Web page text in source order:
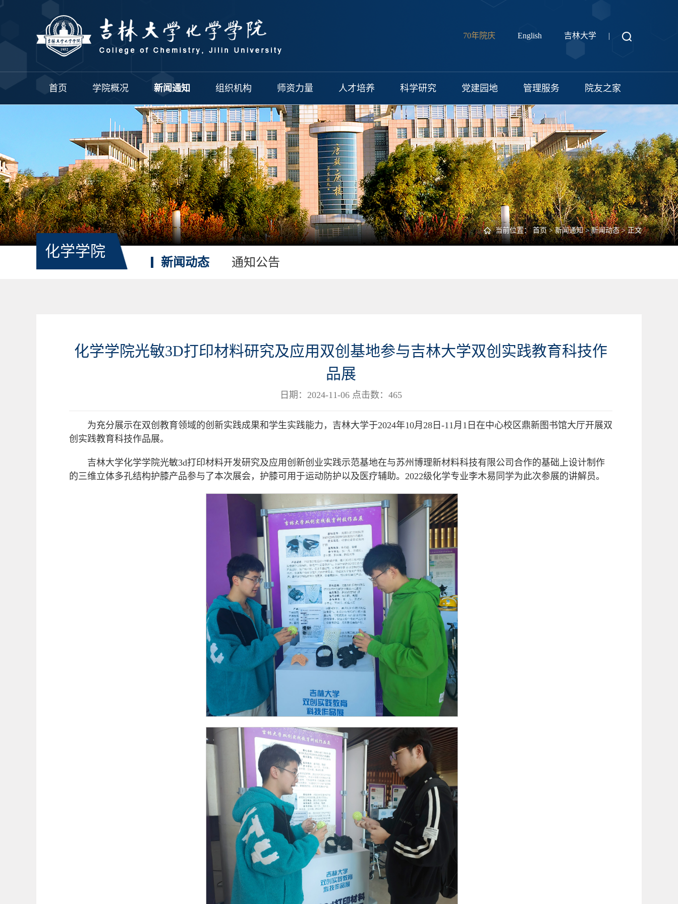
70年院庆 English 吉林大学 |
首页 学院概况 新闻通知 组织机构 师资力量 人才培养 科学研究 党建园地 管理服务 院友之家
当前位置：首页>新闻通知>新闻动态> 正文
化学学院
新闻动态 通知公告
化学学院光敏3D打印材料研究及应用双创基地参与吉林大学双创实践教育科技作
品展
日期：2024-11-06 点击数： 465
为充分展示在双创教育领域的创新实践成果和学生实践能力，吉林大学于2024年10月28日-11月1日在中心校区鼎新图书馆大厅开展双
创实践教育科技作品展。
吉林大学化学学院光敏3d打印材料开发研究及应用创新创业实践示范基地在与苏州博理新材料科技有限公司合作的基础上设计制作
的三维立体多孔结构护膝产品参与了本次展会，护膝可用于运动防护以及医疗辅助。2022级化学专业李木易同学为此次参展的讲解员。